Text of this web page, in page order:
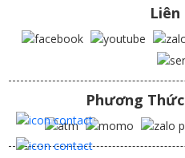
Liên
Phương